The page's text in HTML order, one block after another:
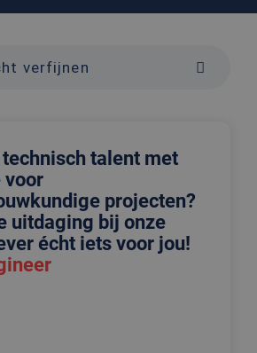
verfijnen
talent met
voor
projecten?
uitdaging bij onze
écht iets voor jou!